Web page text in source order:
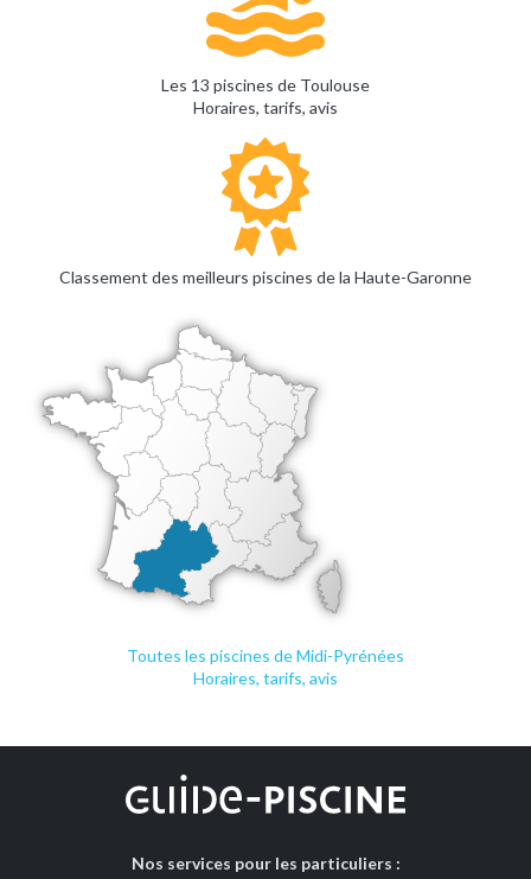
Les 13 piscines de Toulouse
Horaires, tarifs, avis
Classement des meilleurs piscines de la Haute-Garonne
Toutes les piscines de Midi-Pyrénées
Horaires, tarifs, avis
Nos services pour les particuliers :